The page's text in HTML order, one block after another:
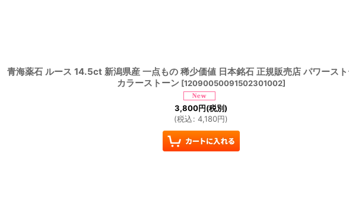
青海薬石 ルース 14.5ct 新潟県産 一点もの 稀少価値 日本銘石 正規販売店 パワース
カラーストーン [12090050091502301002]
3,800円(税別)
(税込: 4,180円)